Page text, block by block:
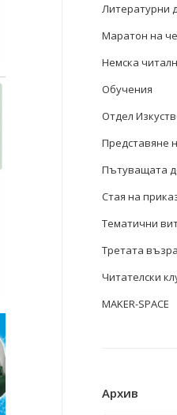
Литературни
Маратон на
Немска
Обучения
Отдел
Представяне
Пътуващата
Стая на
Тематични
Третата
Читателски
MAKER-SPACE
Архив